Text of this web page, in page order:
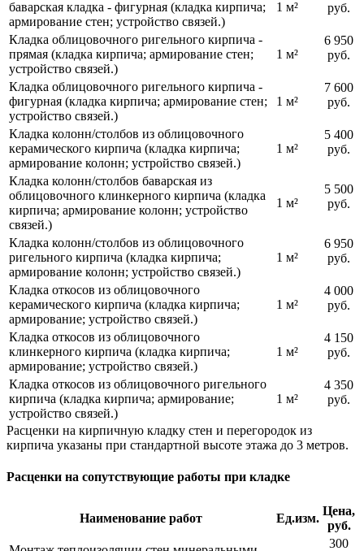
баварская кладка - фигурная (кладка кирпича;
армирование стен; устройство связей.)
1 м² руб.
Кладка облицовочного ригельного кирпича -
прямая (кладка кирпича; армирование стен;
устройство связей.)
1 м²
6 950
руб.
Кладка облицовочного ригельного кирпича -
фигурная (кладка кирпича; армирование стен;
устройство связей.)
1 м²
7 600
руб.
Кладка колонн/столбов из облицовочного
керамического кирпича (кладка кирпича;
армирование колонн; устройство связей.)
1 м²
5 400
руб.
Кладка колонн/столбов баварская из
облицовочного клинкерного кирпича (кладка
кирпича; армирование колонн; устройство
связей.)
1 м²
5 500
руб.
Кладка колонн/столбов из облицовочного
ригельного кирпича (кладка кирпича;
армирование колонн; устройство связей.)
1 м²
6 950
руб.
Кладка откосов из облицовочного
керамического кирпича (кладка кирпича;
армирование; устройство связей.)
1 м²
4 000
руб.
Кладка откосов из облицовочного
клинкерного кирпича (кладка кирпича;
армирование; устройство связей.)
1 м²
4 150
руб.
Кладка откосов из облицовочного ригельного
кирпича (кладка кирпича; армирование;
устройство связей.)
1 м²
4 350
руб.
Расценки на кирпичную кладку стен и перегородок из
кирпича указаны при стандартной высоте этажа до 3 метров.
Расценки на сопутствующие работы при кладке
Наименование работ Ед.изм.
Цена,
руб.
300